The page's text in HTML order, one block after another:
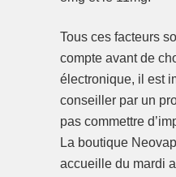
Tous ces facteurs
compte avant de
électronique, il est
conseiller par un
pas commettre
La boutique
accueille du mardi